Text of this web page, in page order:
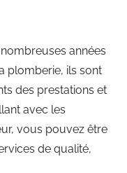
années
plomberie, ils sont
des prestations et
avec les
vous pouvez être
de qualité,